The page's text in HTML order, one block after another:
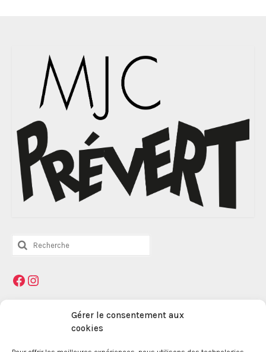
Gérer le consentement aux
cookies
Rechercher
:
Facebook
Instagram
Mentions légales